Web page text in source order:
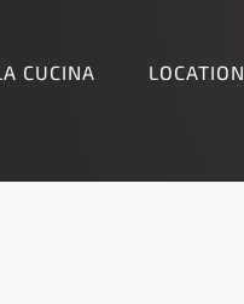
CUCINA LOCATION